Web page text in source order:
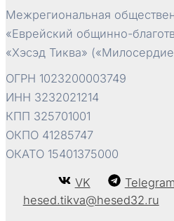
Межрегиональная
«Еврейский общинно-
«Хэсэд Тиква»
ОГРН 1023200003749
ИНН 3232021214
КПП 325701001
ОКПО 41285747
ОКАТО 15401375000
VK Telegram
hesed.tikva@hesed32.ru